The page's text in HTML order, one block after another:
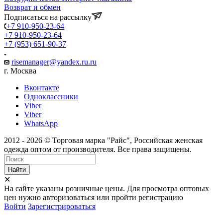
Возврат и обмен
Подписаться на рассылку
+7 910-950-23-64
+7 910-950-23-64
+7 (953) 651-90-37
risemanager@yandex.ru.ru
г. Москва
Вконтакте
Одноклассники
Viber
Viber
WhatsApp
2012 - 2026 © Торговая марка "Райс", Российская женская
одежда оптом от производителя. Все права защищены.
Найти
✕
На сайте указаны розничные цены. Для просмотра оптовых
цен нужно авторизоваться или пройти регистрацию
Войти Зарегистрироваться